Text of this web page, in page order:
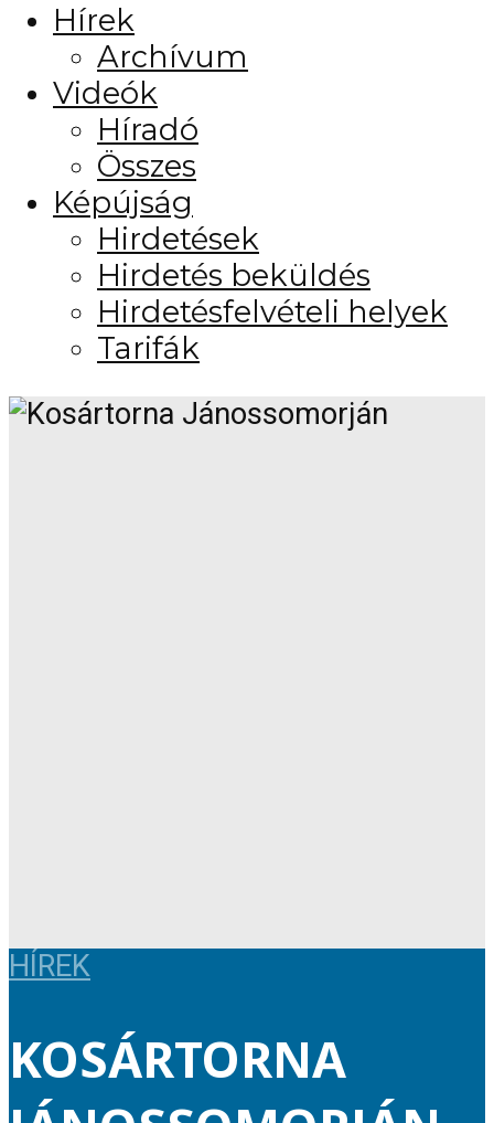
Hírek
Archívum
Videók
Híradó
Összes
Képújság
Hirdetések
Hirdetés beküldés
Hirdetésfelvételi helyek
Tarifák
HÍREK
KOSÁRTORNA